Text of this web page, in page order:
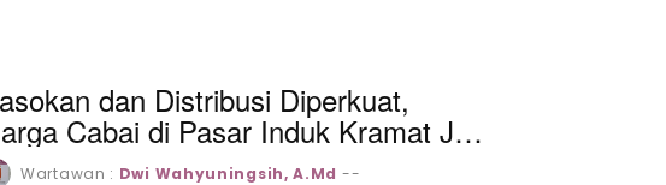
dan Distribusi Diperkuat,
Cabai di Pasar Induk Kramat Jati
Turun
Wartawan : Dwi Wahyuningsih, A.Md --